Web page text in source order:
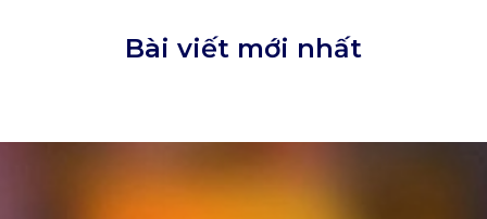
Bài viết mới nhất